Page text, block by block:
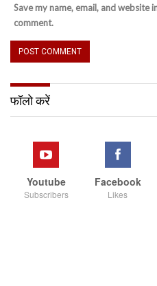
Save my name, email, and
comment.
फॉलो करें
Youtube
Subscribers
Facebook
Likes